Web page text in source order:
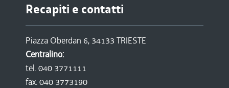
Recapiti e contatti
Piazza Oberdan 6, 34133 TRIESTE
Centralino:
tel. 040 3771111
fax. 040 3773190